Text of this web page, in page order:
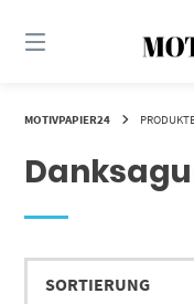
zum
MOTIVPAPIER24